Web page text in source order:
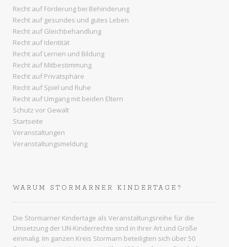
Recht auf Förderung bei Behinderung
Recht auf gesundes und gutes Leben
Recht auf Gleichbehandlung
Recht auf Identität
Recht auf Lernen und Bildung
Recht auf Mitbestimmung
Recht auf Privatsphäre
Recht auf Spiel und Ruhe
Recht auf Umgang mit beiden Eltern
Schutz vor Gewalt
Startseite
Veranstaltungen
Veranstaltungsmeldung
WARUM STORMARNER KINDERTAGE?
Die Stormarner Kindertage als Veranstaltungsreihe für die
Umsetzung der UN-Kinderrechte sind in ihrer Art und Größe
einmalig. Im ganzen Kreis Stormarn beteiligten sich über 50